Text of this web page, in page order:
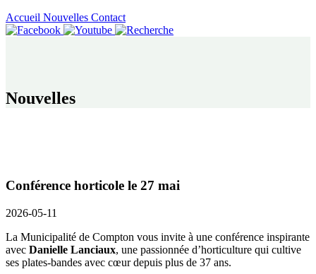
Accueil Nouvelles Contact
Nouvelles
Conférence horticole le 27 mai
2026-05-11
La Municipalité de Compton vous invite à une conférence inspirante
avec Danielle Lanciaux, une passionnée d’horticulture qui cultive
ses plates-bandes avec cœur depuis plus de 37 ans.